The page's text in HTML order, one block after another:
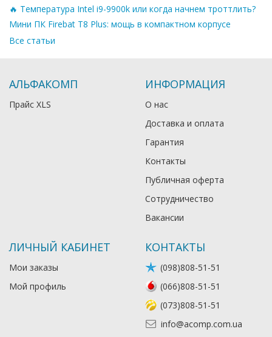
🔥 Температура Intel i9-9900k или когда начнем троттлить?
Мини ПК Firebat T8 Plus: мощь в компактном корпусе
Все статьи
АЛЬФАКОМП
Прайс XLS
ИНФОРМАЦИЯ
О нас
Доставка и оплата
Гарантия
Контакты
Публичная оферта
Сотрудничество
Вакансии
ЛИЧНЫЙ КАБИНЕТ
Мои заказы
Мой профиль
КОНТАКТЫ
(098)808-51-51
(066)808-51-51
(073)808-51-51
info@acomp.com.ua